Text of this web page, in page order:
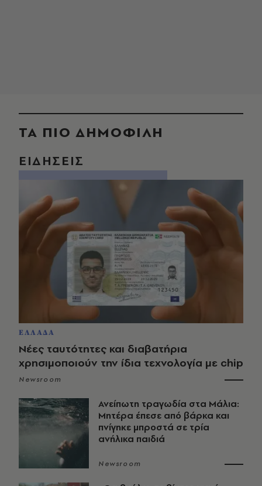
ΤΑ ΠΙΟ ΔΗΜΟΦΙΛΗ
ΕΙΔΗΣΕΙΣ
ΕΛΛΑΔΑ
Νέες ταυτότητες και διαβατήρια
χρησιμοποιούν την ίδια τεχνολογία με chip
Newsroom
Ανείπωτη τραγωδία στα Μάλια:
Μητέρα έπεσε από βάρκα και
πνίγηκε μπροστά σε τρία
ανήλικα παιδιά
Newsroom